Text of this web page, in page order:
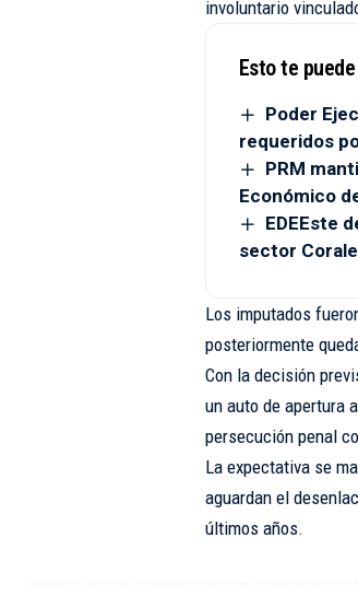
involuntario
Esto te
Poder
requeridos
PRM
Económico
EDEEste
sector
Los imputados
posteriormente
Con la decisión
un auto de apertura
persecución penal
La expectativa se
aguardan el
últimos años.